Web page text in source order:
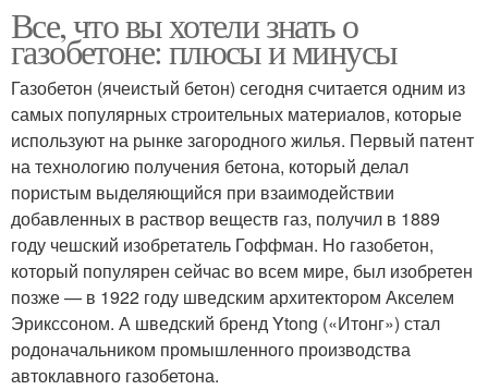
Все, что вы хотели знать о
газобетоне: плюсы и минусы
Газобетон (ячеистый бетон) сегодня считается одним из
самых популярных строительных материалов, которые
используют на рынке загородного жилья. Первый патент
на технологию получения бетона, который делал
пористым выделяющийся при взаимодействии
добавленных в раствор веществ газ, получил в 1889
году чешский изобретатель Гоффман. Но газобетон,
который популярен сейчас во всем мире, был изобретен
позже — в 1922 году шведским архитектором Акселем
Эрикссоном. А шведский бренд Ytong («Итонг») стал
родоначальником промышленного производства
автоклавного газобетона.